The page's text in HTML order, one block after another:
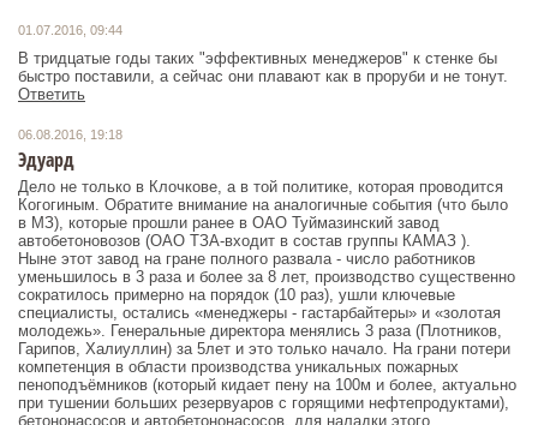
01.07.2016, 09:44
В тридцатые годы таких "эффективных менеджеров" к стенке бы
быстро поставили, а сейчас они плавают как в проруби и не тонут.
Ответить
06.08.2016, 19:18
Эдуард
Дело не только в Клочкове, а в той политике, которая проводится
Когогиным. Обратите внимание на аналогичные события (что было
в МЗ), которые прошли ранее в ОАО Туймазинский завод
автобетоновозов (ОАО ТЗА-входит в состав группы КАМАЗ ).
Ныне этот завод на гране полного развала - число работников
уменьшилось в 3 раза и более за 8 лет, производство существенно
сократилось примерно на порядок (10 раз), ушли ключевые
специалисты, остались «менеджеры - гастарбайтеры» и «золотая
молодежь». Генеральные директора менялись 3 раза (Плотников,
Гарипов, Халиуллин) за 5лет и это только начало. На грани потери
компетенция в области производства уникальных пожарных
пеноподъёмников (который кидает пену на 100м и более, актуально
при тушении больших резервуаров с горящими нефтепродуктами),
бетононасосов и автобетононасосов, для наладки этого